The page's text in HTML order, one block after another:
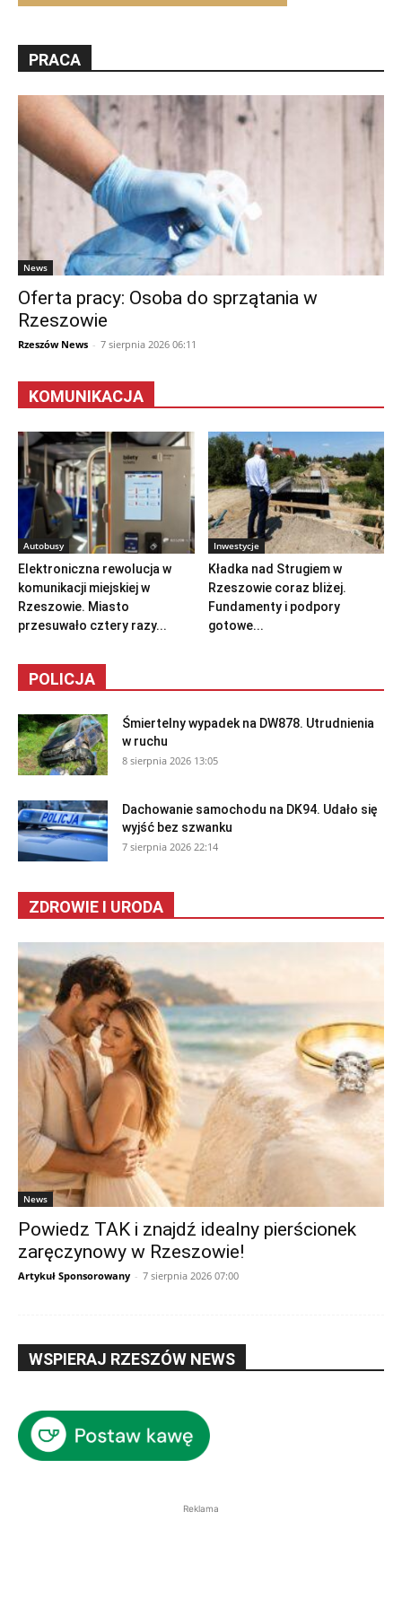
PRACA
News
Oferta pracy: Osoba do sprzątania w
Rzeszowie
Rzeszów News - 7 sierpnia 2026 06:11
KOMUNIKACJA
Autobusy
Elektroniczna rewolucja w
komunikacji miejskiej w
Rzeszowie. Miasto
przesuwało cztery razy...
Inwestycje
Kładka nad Strugiem w
Rzeszowie coraz bliżej.
Fundamenty i podpory
gotowe...
POLICJA
Śmiertelny wypadek na DW878. Utrudnienia
w ruchu
8 sierpnia 2026 13:05
Dachowanie samochodu na DK94. Udało się
wyjść bez szwanku
7 sierpnia 2026 22:14
ZDROWIE I URODA
News
Powiedz TAK i znajdź idealny pierścionek
zaręczynowy w Rzeszowie!
Artykuł Sponsorowany - 7 sierpnia 2026 07:00
WSPIERAJ RZESZÓW NEWS
Reklama